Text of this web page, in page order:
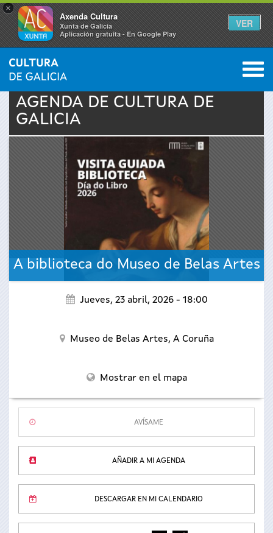
×
Axenda Cultura
Xunta de Galicia
Aplicación gratuíta - En Google Play
VER
Se
encuentra
INICIO › ACTUALIDAD 0
AGENDA DE CULTURA DE
GALICIA
A biblioteca do Museo de Belas Artes
Jueves, 23 abril, 2026 - 18:00
Museo de Belas Artes, A Coruña
Mostrar en el mapa
AVÍSAME
AÑADIR A MI AGENDA
DESCARGAR EN MI CALENDARIO